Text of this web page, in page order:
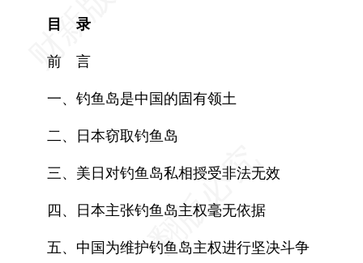
目 录
前 言
一、钓鱼岛是中国的固有领土
二、日本窃取钓鱼岛
三、美日对钓鱼岛私相授受非法无效
四、日本主张钓鱼岛主权毫无依据
五、中国为维护钓鱼岛主权进行坚决斗争